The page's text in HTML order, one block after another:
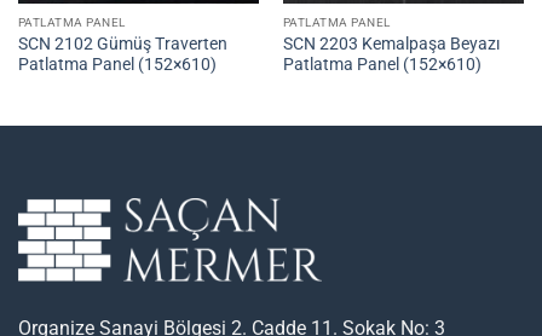
PATLATMA PANEL
SCN 2102 Gümüş Traverten
Patlatma Panel (152×610)
PATLATMA PANEL
SCN 2203 Kemalpaşa Beyazı
Patlatma Panel (152×610)
Organize Sanayi Bölgesi 2. Cadde 11. Sokak No: 3